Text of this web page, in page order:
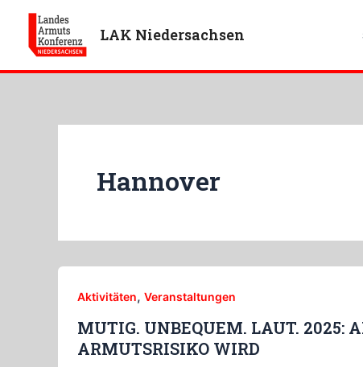
springen
LAK Niedersachsen
Hannover
Aktivitäten, Veranstaltungen
MUTIG. UNBEQUEM. LAUT. 2025:
ARMUTSRISIKO WIRD